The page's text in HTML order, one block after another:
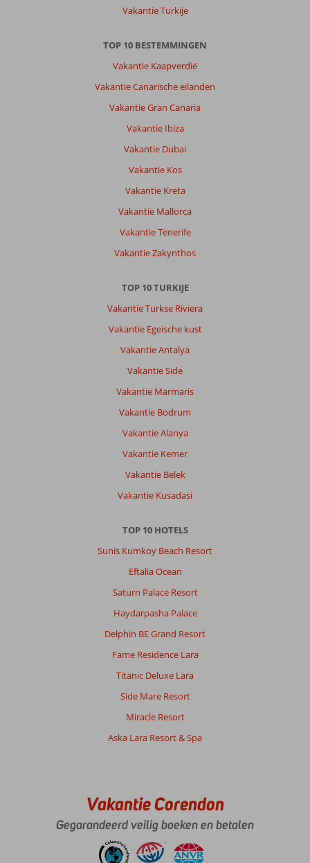
Vakantie Turkije
TOP 10 BESTEMMINGEN
Vakantie Kaapverdië
Vakantie Canarische eilanden
Vakantie Gran Canaria
Vakantie Ibiza
Vakantie Dubai
Vakantie Kos
Vakantie Kreta
Vakantie Mallorca
Vakantie Tenerife
Vakantie Zakynthos
TOP 10 TURKIJE
Vakantie Turkse Riviera
Vakantie Egeische kust
Vakantie Antalya
Vakantie Side
Vakantie Marmaris
Vakantie Bodrum
Vakantie Alanya
Vakantie Kemer
Vakantie Belek
Vakantie Kusadasi
TOP 10 HOTELS
Sunis Kumkoy Beach Resort
Eftalia Ocean
Saturn Palace Resort
Haydarpasha Palace
Delphin BE Grand Resort
Fame Residence Lara
Titanic Deluxe Lara
Side Mare Resort
Miracle Resort
Aska Lara Resort & Spa
Vakantie Corendon
Gegarandeerd veilig boeken en betalen